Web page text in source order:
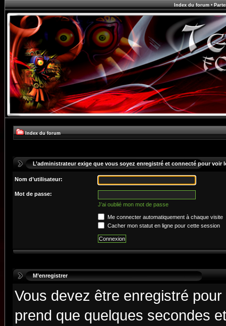
Index du forum•
Index du forum
L’administrateur exige que vous soyez enregistré et connecté pour voir
Nom d’utilisateur:
Mot de passe:
J’ai oublié mon mot de passe
Me connecter automatiquement à chaque visite
Cacher mon statut en ligne pour cette session
M’enregistrer
Vous devez être enregistré
prend que quelques secondes